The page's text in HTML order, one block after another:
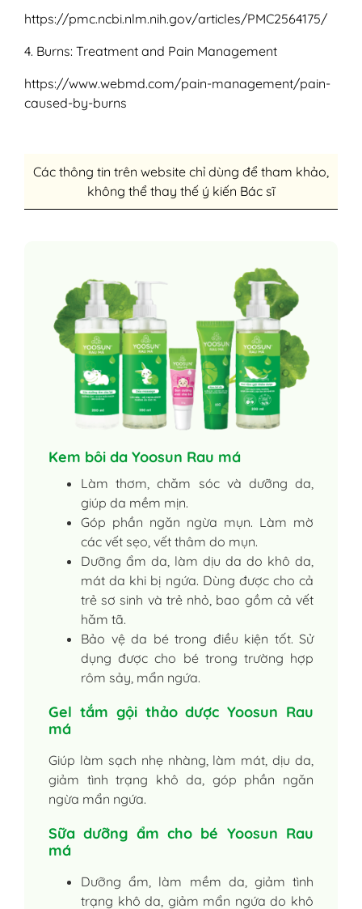
https://pmc.ncbi.nlm.nih.gov/articles/PMC2564175/
4. Burns: Treatment and Pain Management
https://www.webmd.com/pain-management/pain-
caused-by-burns
Các thông tin trên website chỉ dùng để tham khảo,
không thể thay thế ý kiến Bác sĩ
Kem bôi da Yoosun Rau má
Làm thơm, chăm sóc và dưỡng da,
giúp da mềm mịn.
Góp phần ngăn ngừa mụn. Làm mờ
các vết sẹo, vết thâm do mụn.
Dưỡng ẩm da, làm dịu da do khô da,
mát da khi bị ngứa. Dùng được cho cả
trẻ sơ sinh và trẻ nhỏ, bao gồm cả vết
hăm tã.
Bảo vệ da bé trong điều kiện tốt. Sử
dụng được cho bé trong trường hợp
rôm sảy, mẩn ngứa.
Gel tắm gội thảo dược Yoosun Rau
má
Giúp làm sạch nhẹ nhàng, làm mát, dịu da,
giảm tình trạng khô da, góp phần ngăn
ngừa mẩn ngứa.
Sữa dưỡng ẩm cho bé Yoosun Rau
má
Dưỡng ẩm, làm mềm da, giảm tình
trạng khô da, giảm mẩn ngứa do khô